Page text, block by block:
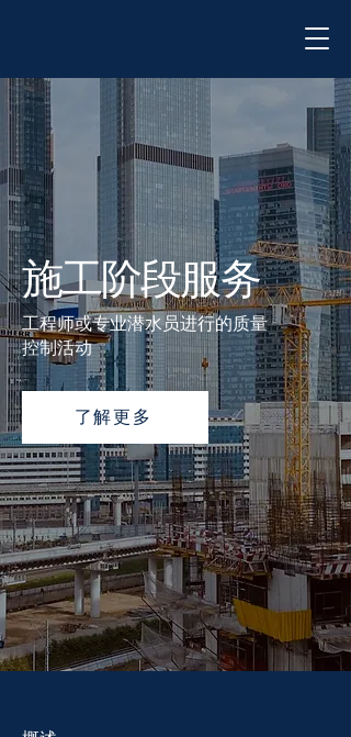
施工阶段服务
工程师或专业潜水员进行的质量
控制活动
了解更多